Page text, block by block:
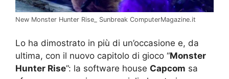
New Monster Hunter Rise_ Sunbreak ComputerMagazine.it
Lo ha dimostrato in più di un’occasione e, da
ultima, con il nuovo capitolo di gioco “Monster
Hunter Rise”: la software house Capcom sa